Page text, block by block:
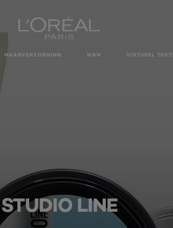
HAARVERZORGING MAN VIRTUEEL
STUDIO LINE